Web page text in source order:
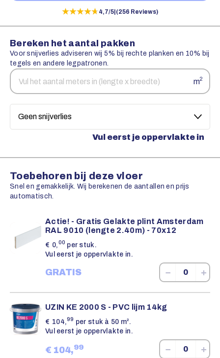
★★★★★
★★★★★4,7/5 (256 Reviews)
Bereken het aantal pakken
Voor snijverlies adviseren wij 5% bij rechte planken en 10% bij
tegels en andere legpatronen.
Aantal
vierkante
m2
Snijverlies
Vul eerst je oppervlakte in
Toebehoren bij deze vloer
Snel en gemakkelijk. Wij berekenen de aantallen en prijs
automatisch.
Actie! - Gratis Gelakte plint Amsterdam
RAL 9010 (lengte 2.40m) - 70x12
€ 0,00 per stuk.
Vul eerst je oppervlakte in.
GRATIS − +
UZIN KE 2000 S - PVC lijm 14kg
€ 104,99 per stuk à 50 m².
Vul eerst je oppervlakte in.
€ 104,99 − +